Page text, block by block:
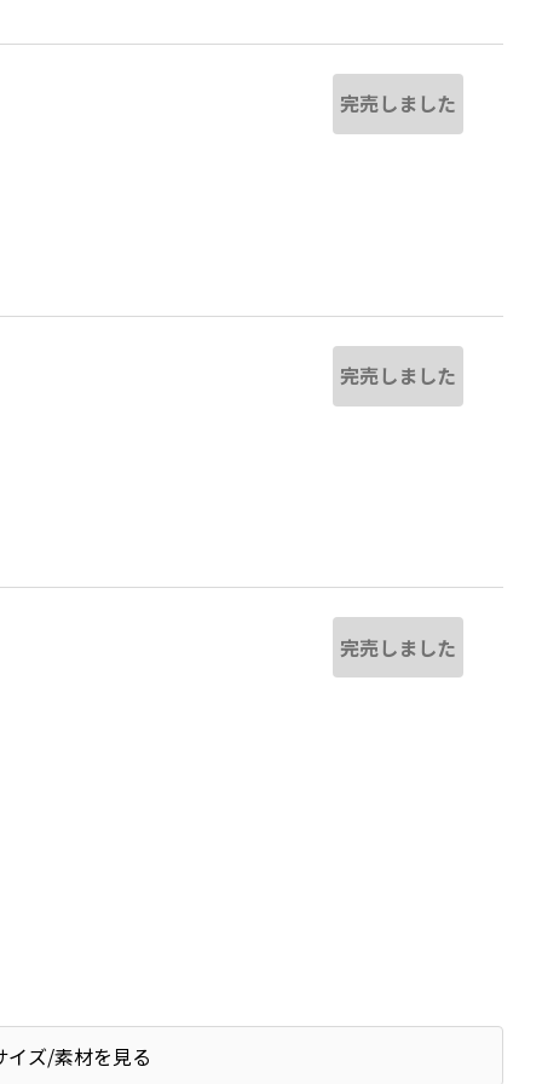
完売しました
完売しました
完売しました
イズ/素材を見る